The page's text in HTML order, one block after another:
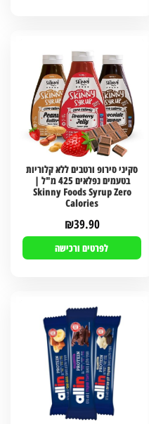
סקיני סירופ ורטבים ללא קלוריות
בטעמים נפלאים 425 מ"ל |
Skinny Foods Syrup Zero
Calories
₪39.90
לפרטים ורכישה